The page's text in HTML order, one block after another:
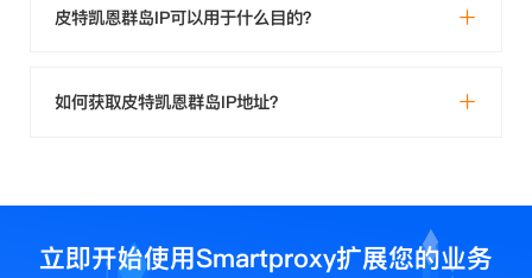
皮特凯恩群岛IP可以用于什么目的？
如何获取皮特凯恩群岛IP地址？
立即开始使用Smartproxy扩展您的业务